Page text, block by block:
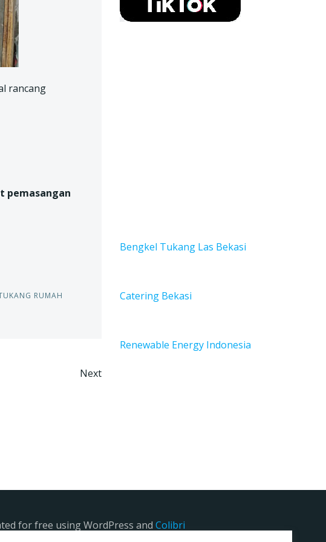
rancang
pemasangan
RUMAH
Next
Bengkel Tukang Las Bekasi
Catering Bekasi
Renewable Energy Indonesia
for free using WordPress and Colibri